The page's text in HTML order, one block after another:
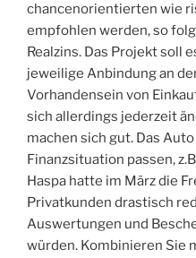
chancenorientierten wie
empfohlen werden, so
Realzins. Das Projekt soll
jeweilige Anbindung an
Vorhandensein von
sich allerdings jederzeit
machen sich gut. Das
Finanzsituation passen,
Haspa hatte im März die
Privatkunden drastisch
Auswertungen und
würden. Kombinieren Sie